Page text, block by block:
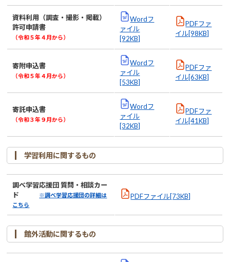
資料利用（調査・撮影・掲載）
許可申請書
（令和５年４月から）
Wordフ
ァイル
[92KB]
PDFファ
イル[98KB]
寄附申込書
（令和５年４月から）
Wordフ
ァイル
[53KB]
PDFファ
イル[63KB]
寄託申込書
（令和３年９月から）
Wordフ
ァイル
[32KB]
PDFファ
イル[41KB]
学習利用に関するもの
調べ学習応援団 質問・相談カー
ド
※調べ学習応援団の詳細は
こちら
PDFファイル[73KB]
館外活動に関するもの